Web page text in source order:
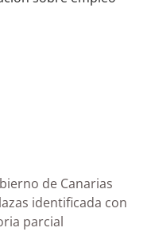
de Canarias
identificada con
parcial